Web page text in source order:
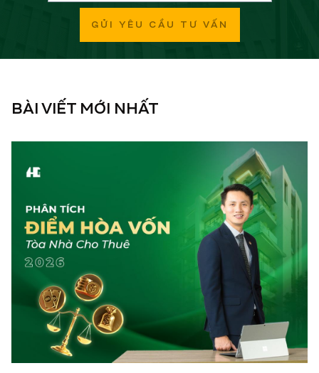
GỬI YÊU CẦU TƯ VẤN
BÀI VIẾT MỚI NHẤT